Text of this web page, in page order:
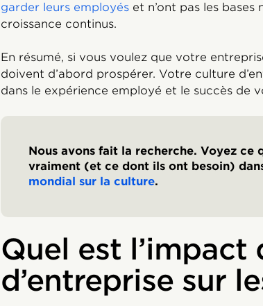
garder leurs employés et n’ont pas les bases
croissance continus.
En résumé, si vous voulez que votre
doivent d’abord prospérer. Votre culture
dans le expérience employé et le succès de
Nous avons fait la recherche. Voyez ce
vraiment (et ce dont ils ont besoin)
mondial sur la culture.
Quel est l’impact
d’entreprise sur